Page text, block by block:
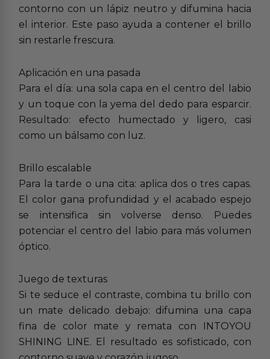
contorno con un lápiz neutro y difumina hacia
el interior. Este paso ayuda a contener el brillo
sin restarle frescura.
Aplicación en una pasada
Para el día: una sola capa en el centro del labio
y un toque con la yema del dedo para esparcir.
Resultado: efecto humectado y ligero, casi
como un bálsamo con luz.
Brillo escalable
Para la tarde o una cita: aplica dos o tres capas.
El color gana profundidad y el acabado espejo
se intensifica sin volverse denso. Puedes
potenciar el centro del labio para más volumen
óptico.
Juego de texturas
Si te seduce el contraste, combina tu brillo con
un mate delicado debajo: difumina una capa
fina de color mate y remata con INTOYOU
SHINING LINE. El resultado es sofisticado, con